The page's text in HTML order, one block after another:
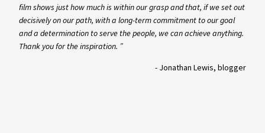
film shows just how much is within our grasp and that, if we set out
decisively on our path, with a long-term commitment to our goal
and a determination to serve the people, we can achieve anything.
Thank you for the inspiration. ”
- Jonathan Lewis, blogger